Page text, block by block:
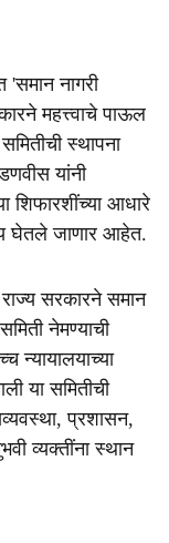
'समान नागरी
महत्त्वाचे पाऊल
स्थापना
यांनी
शिफारशींच्या आधारे
घेतले जाणार आहेत.
सरकारने समान
नेमण्याची
न्यायालयाच्या
या समितीची
प्रशासन,
व्यक्तींना स्थान